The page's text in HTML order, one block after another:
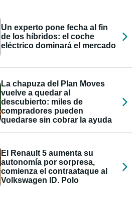
Un experto pone fecha al fin
de los híbridos: el coche
eléctrico dominará el mercado
La chapuza del Plan Moves
vuelve a quedar al
descubierto: miles de
compradores pueden
quedarse sin cobrar la ayuda
El Renault 5 aumenta su
autonomía por sorpresa,
comienza el contraataque al
Volkswagen ID. Polo